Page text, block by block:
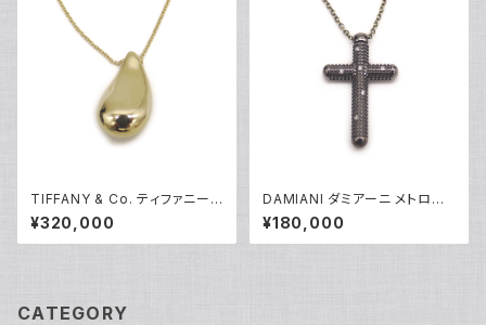
TIFFANY & Co. ティファニー
K18 エルサペレッティ ドロップ
ペンダント ネックレス 18金 ア
ズキチェーン Y05240
¥320,000
DAMIANI ダミアーニ メトロポ
リタンドリーム 6Pダイヤモンド
ネックレス K18WG 18金 アズ
キチェーン Y05255
¥180,000
CATEGORY